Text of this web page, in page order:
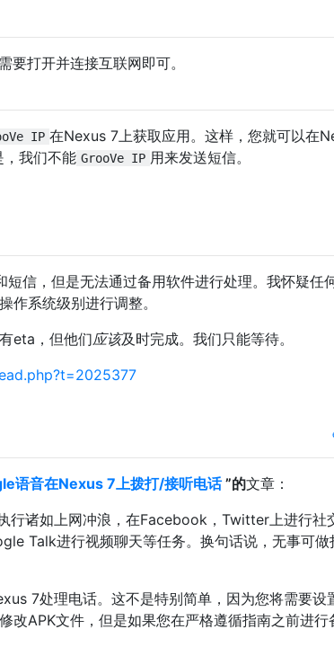
要打开并连接互联网即可。
IP 在Nexus 7上获取应用。这样，您就可以在
，我们不能 GrooVe IP 用来发送短信。
信，但是无法通过备用软件进行处理。我怀疑任
作系统级别进行调整。
eta，但他们应该及时完成。我们只能等待。
语音在Nexus 7上拨打/接听电话”的文章：
行诸如上网冲浪，在Facebook，Twitter上进行社
Talk进行视频聊天等任务。换句话说，无事可做
7处理电话。这不是特别简单，因为您将需要设
改APK文件，但是如果您在严格遵循指南之前进行